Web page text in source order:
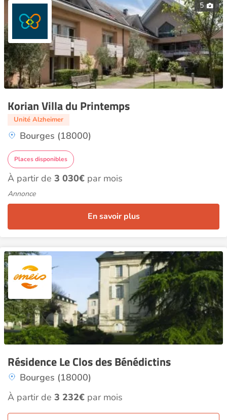
5
Korian Villa du Printemps
Unité Alzheimer
Bourges (18000)
Places disponibles
À partir de 3 030€ par mois
Annonce
En savoir plus
Résidence Le Clos des Bénédictins
Bourges (18000)
À partir de 3 232€ par mois